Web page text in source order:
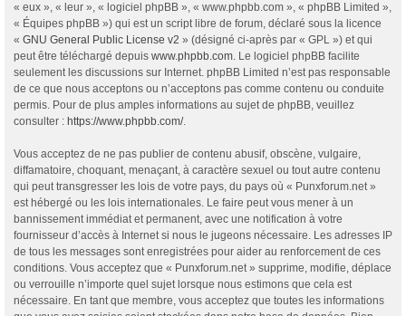
« eux », « leur », « logiciel phpBB », « www.phpbb.com », « phpBB Limited »,
« Équipes phpBB ») qui est un script libre de forum, déclaré sous la licence
« GNU General Public License v2 » (désigné ci-après par « GPL ») et qui
peut être téléchargé depuis www.phpbb.com. Le logiciel phpBB facilite
seulement les discussions sur Internet. phpBB Limited n’est pas responsable
de ce que nous acceptons ou n’acceptons pas comme contenu ou conduite
permis. Pour de plus amples informations au sujet de phpBB, veuillez
consulter : https://www.phpbb.com/.
Vous acceptez de ne pas publier de contenu abusif, obscène, vulgaire,
diffamatoire, choquant, menaçant, à caractère sexuel ou tout autre contenu
qui peut transgresser les lois de votre pays, du pays où « Punxforum.net »
est hébergé ou les lois internationales. Le faire peut vous mener à un
bannissement immédiat et permanent, avec une notification à votre
fournisseur d’accès à Internet si nous le jugeons nécessaire. Les adresses IP
de tous les messages sont enregistrées pour aider au renforcement de ces
conditions. Vous acceptez que « Punxforum.net » supprime, modifie, déplace
ou verrouille n’importe quel sujet lorsque nous estimons que cela est
nécessaire. En tant que membre, vous acceptez que toutes les informations